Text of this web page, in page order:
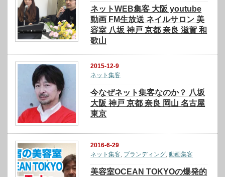
ネットWEB集客 大阪 youtube
動画 FM生放送 ネイルサロン 美
容室 八坂 神戸 京都 奈良 滋賀 和
歌山
2015-12-9
ネット集客
今なぜネット集客なのか？ 八坂
大阪 神戸 京都 奈良 岡山 名古屋
東京
2016-6-29
ネット集客 ブランディング ,動画集客
美容室OCEAN TOKYOの爆発的